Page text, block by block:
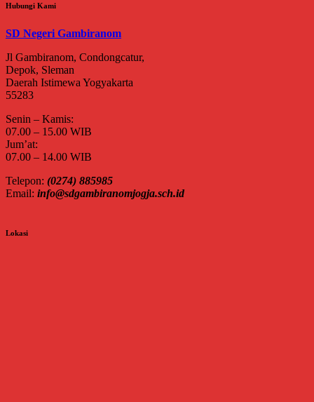
Hubungi Kami
SD Negeri Gambiranom
Jl Gambiranom, Condongcatur,
Depok, Sleman
Daerah Istimewa Yogyakarta
55283
Senin – Kamis:
07.00 – 15.00 WIB
Jum’at:
07.00 – 14.00 WIB
Telepon: (0274) 885985
Email: info@sdgambiranomjogja.sch.id
Lokasi